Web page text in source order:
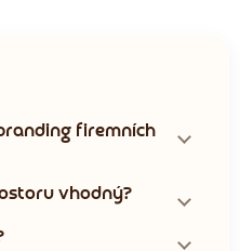
firemních
vhodný?